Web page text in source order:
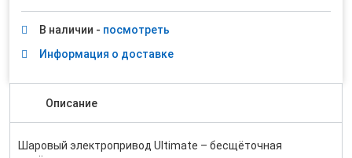
В наличии - посмотреть
Информация о доставке
Описание
Шаровый электропривод Ultimate – бесщёточная